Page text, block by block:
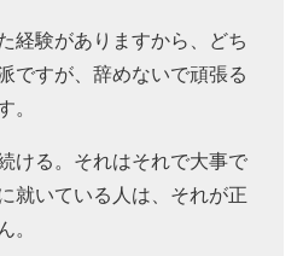
経験がありますから、どち
ですが、辞めないで頑張る
ける。それはそれで大事で
就いている人は、それが正
。